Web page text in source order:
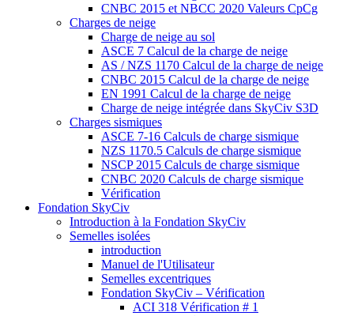
CNBC 2015 et NBCC 2020 Valeurs CpCg
Charges de neige
Charge de neige au sol
ASCE 7 Calcul de la charge de neige
AS / NZS 1170 Calcul de la charge de neige
CNBC 2015 Calcul de la charge de neige
EN 1991 Calcul de la charge de neige
Charge de neige intégrée dans SkyCiv S3D
Charges sismiques
ASCE 7-16 Calculs de charge sismique
NZS 1170.5 Calculs de charge sismique
NSCP 2015 Calculs de charge sismique
CNBC 2020 Calculs de charge sismique
Vérification
Fondation SkyCiv
Introduction à la Fondation SkyCiv
Semelles isolées
introduction
Manuel de l'Utilisateur
Semelles excentriques
Fondation SkyCiv – Vérification
ACI 318 Vérification # 1